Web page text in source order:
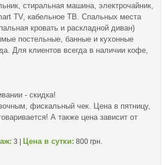
стиральная машина, электрочайник,
TV, кабельное ТВ. Спальных места
кровать и раскладной диван)
постельные, банные и кухонные
Для клиентов всегда в наличии кофе,
- скидка!
фискальный чек. Цена в пятницу,
А также цена зависит от
3 | Цена в сутки: 800 грн.